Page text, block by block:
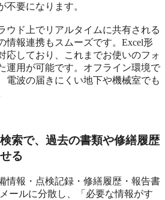
不要になります。
ウド上でリアルタイムに共有される
情報連携もスムーズです。Excel形
応しており、これまでお使いのフォ
運用が可能です。オフライン環境で
電波の届きにくい地下や機械室でも
索で、過去の書類や修繕履歴
る
情報・点検記録・修繕履歴・報告書
ールに分散し、「必要な情報がす